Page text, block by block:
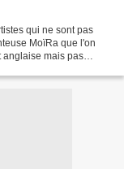
qui ne sont pas
MoïRa que l'on
anglaise mais pas